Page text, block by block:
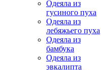
Одеяла из
гусиного пуха
Одеяла из
лебяжьего пуха
Одеяла из
бамбука
Одеяла из
эвкалипта